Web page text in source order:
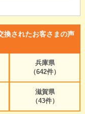
換されたお客さまの声
兵庫県
（642件）
滋賀県
（43件）